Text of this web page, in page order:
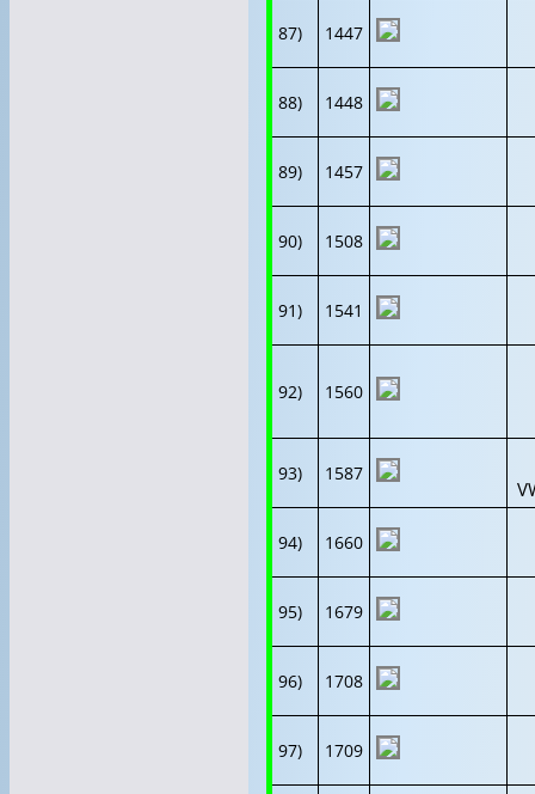
87) 1447
88) 1448
89) 1457
90) 1508
91) 1541
92) 1560
93) 1587
94) 1660
95) 1679
96) 1708
97) 1709